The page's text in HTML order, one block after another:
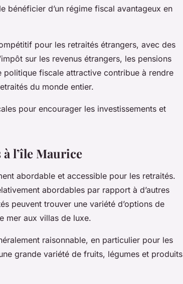
bénéficier d’un régime fiscal avantageux en
pour les retraités étrangers, avec des
sur les revenus étrangers, les pensions
fiscale attractive contribue à rendre
du monde entier.
pour encourager les investissements et
l’île Maurice
abordable et accessible pour les retraités.
abordables par rapport à d’autres
peuvent trouver une variété d’options de
mer aux villas de luxe.
raisonnable, en particulier pour les
grande variété de fruits, légumes et produits